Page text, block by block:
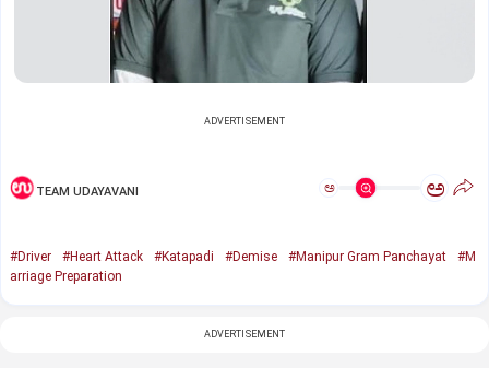
ADVERTISEMENT
TEAM UDAYAVANI ಅ ಅ
#Driver #Heart Attack #Katapadi #Demise #Manipur Gram Panchayat
#M
arriage Preparation
ADVERTISEMENT